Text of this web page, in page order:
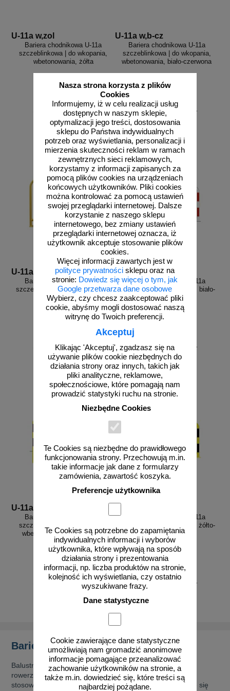
Nasza strona korzysta z plików
Cookies
Informujemy, iż w celu realizacji usług
dostępnych w naszym sklepie,
optymalizacji jego treści, dostosowania
sklepu do Państwa indywidualnych
potrzeb oraz wyświetlania, personalizacji i
mierzenia skuteczności reklam w ramach
zewnętrznych sieci reklamowych,
korzystamy z informacji zapisanych za
pomocą plików cookies na urządzeniach
końcowych użytkowników. Pliki cookies
można kontrolować za pomocą ustawień
swojej przeglądarki internetowej. Dalsze
korzystanie z naszego sklepu
internetowego, bez zmiany ustawień
przeglądarki internetowej oznacza, iż
użytkownik akceptuje stosowanie plików
cookies.
Więcej informacji zawartych jest w
polityce prywatności sklepu oraz na
stronie: Dowiedz się więcej o tym, jak
Google przetwarza dane osobowe
Wybierz, czy chcesz zaakceptować pliki
cookie, abyśmy mogli dostosować naszą
witrynę do Twoich preferencji.
Akceptuj
Klikając 'Akceptuj', zgadzasz się na
używanie plików cookie niezbędnych do
działania strony oraz innych, takich jak
pliki analityczne, reklamowe,
społecznościowe, które pomagają nam
prowadzić statystyki ruchu na stronie.
Niezbędne Cookies
Te Cookies są niezbędne do prawidłowego
funkcjonowania strony. Przechowują m.in.
takie informacje jak dane z formularzy
zamówienia, zawartość koszyka.
Preferencje użytkownika
Te Cookies są potrzebne do zapamiętania
indywidualnych informacji i wyborów
użytkownika, które wpływają na sposób
działania strony i prezentowania
informacji, np. liczba produktów na stronie,
kolejność ich wyświetlania, czy ostatnio
wyszukiwane frazy.
Dane statystyczne
Cookie zawierające dane statystyczne
umożliwiają nam gromadzić anonimowe
informacje pomagające przeanalizować
zachowanie użytkowników na stronie, a
także m.in. dowiedzieć się, które treści są
najbardziej pożądane.
miejska
parkowe i miejskie - uliczne
i piktogramy IMO
biurowo-magazynowej
U-11a w,zol
Bariera chodnikowa U-11a
szczeblinkowa | do wkopania,
wbetonowania, żółta
od 438,62 zł
356,60 zł netto
do koszyka
U-11a w,b-cz
Bariera chodnikowa U-11a
szczeblinkowa | do wkopania,
wbetonowania, biało-czerwona
od 450,92 zł
366,60 zł netto
do koszyka
U-11a s,zol
Bariera chodnikowa U-11a
szczeblinkowa | na stopie, żółta
od 542,68 zł
441,20 zł netto
do koszyka
U-11a s,b-cz
Bariera chodnikowa U-11a
szczeblinkowa | na stopie, biało-
czerwona
od 555,71 zł
451,80 zł netto
do koszyka
U-11a w,zol-cz
Bariera chodnikowa U-11a
szczeblinkowa | do wkopania,
wbetonowania, żółto-czarna
od 450,92 zł
Bariera chodnikowa U-11a
szczeblinkowa | na stopie, żółto-
czarna
od 555,71 zł
Bariery U11a szczeblinkowe
Balustrady szczeblinkowe zabezpieczają ruch pieszych i
rowerzystów. Chociaż przepisy dopuszczają również
stosowanie balustrad pełnościennych, najczęściej stosuje się